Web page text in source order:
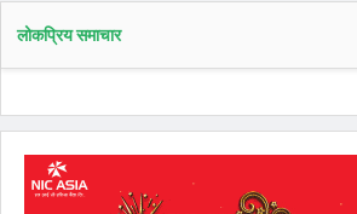
लोकप्रिय समाचार